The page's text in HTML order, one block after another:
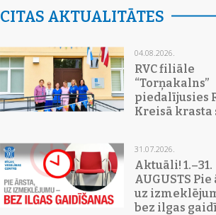
CITAS AKTUALITĀTES
04.08.2026.
RVC filiāle
“Torņakalns”
piedalījusies
Kreisā krasta
31.07.2026.
Aktuāli! 1.–31.
AUGUSTS Pie
uz
bez ilgas